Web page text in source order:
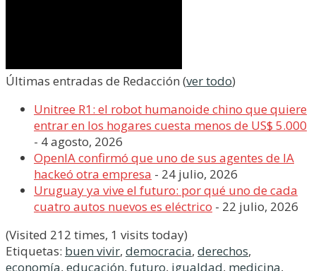
Últimas entradas de Redacción (ver todo)
Unitree R1: el robot humanoide chino que quiere
entrar en los hogares cuesta menos de US$ 5.000
- 4 agosto, 2026
OpenIA confirmó que uno de sus agentes de IA
hackeó otra empresa - 24 julio, 2026
Uruguay ya vive el futuro: por qué uno de cada
cuatro autos nuevos es eléctrico - 22 julio, 2026
(Visited 212 times, 1 visits today)
Etiquetas: buen vivir, democracia, derechos,
economía, educación, futuro, igualdad, medicina,